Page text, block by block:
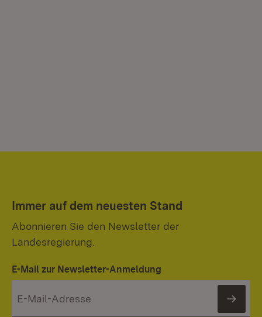
Immer auf dem neuesten Stand
Abonnieren Sie den Newsletter der
Landesregierung.
E-Mail zur Newsletter-Anmeldung